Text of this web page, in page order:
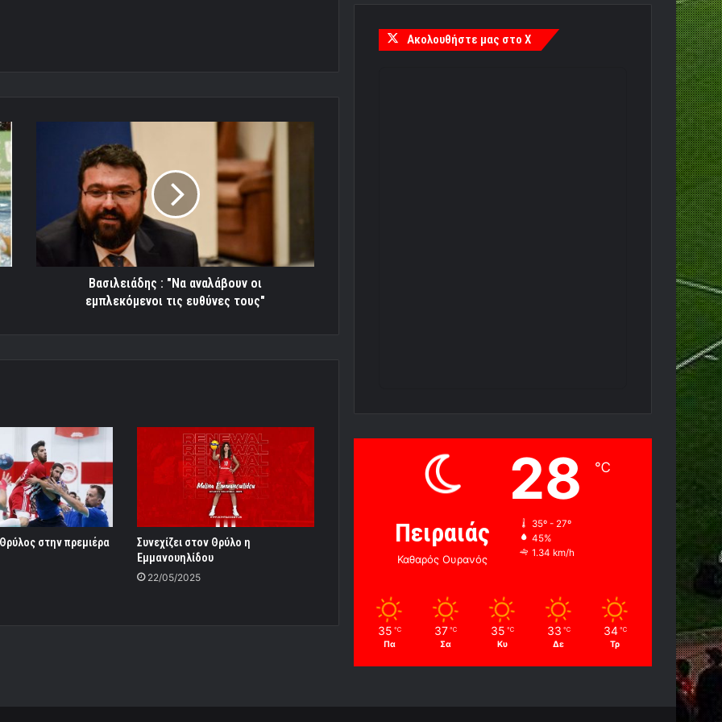
αναλάβουν
εμπλεκόμενοι
τις
τους"
Βασιλειάδης : "Να αναλάβουν οι
εμπλεκόμενοι τις ευθύνες τους"
στην πρεμιέρα
Συνεχίζει στον Θρύλο η
Εμμανουηλίδου
22/05/2025
Ακολουθήστε μας στο X
Πειραιάς
Καθαρός Ουρανός
28 ℃
35º - 27º
45%
1.34 km/h
35 ℃
Πα
37 ℃
Σα
35 ℃
Κυ
33 ℃
Δε
34 ℃
Τρ